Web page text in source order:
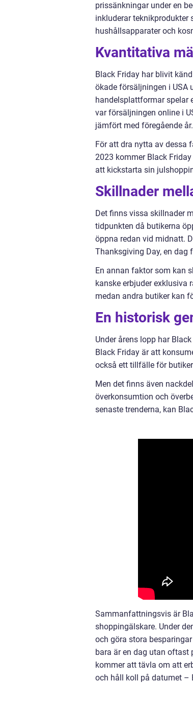
prissänkningar under en
inkluderar teknikprodukter
hushållsapparater och
Kvantitativa
Black Friday har blivit
ökade försäljningen i USA
handelsplattformar spelar
var försäljningen online i
jämfört med föregående år.
För att dra nytta av dessa
2023 kommer Black
att kickstarta sin
Skillnader
Det finns vissa skillnader
tidpunkten då butikerna
öppna redan vid midnatt.
Thanksgiving Day, en dag
En annan faktor som kan
kanske erbjuder exklusiva
medan andra butiker kan
En historisk
Under årens lopp har
Black Friday är att
också ett tillfälle för
Men det finns även
överkonsumtion och
senaste trenderna, kan
Sammanfattningsvis är
shoppingälskare. Under
och göra stora
bara är en dag utan oftast
kommer att tävla om att
och håll koll på datumet –